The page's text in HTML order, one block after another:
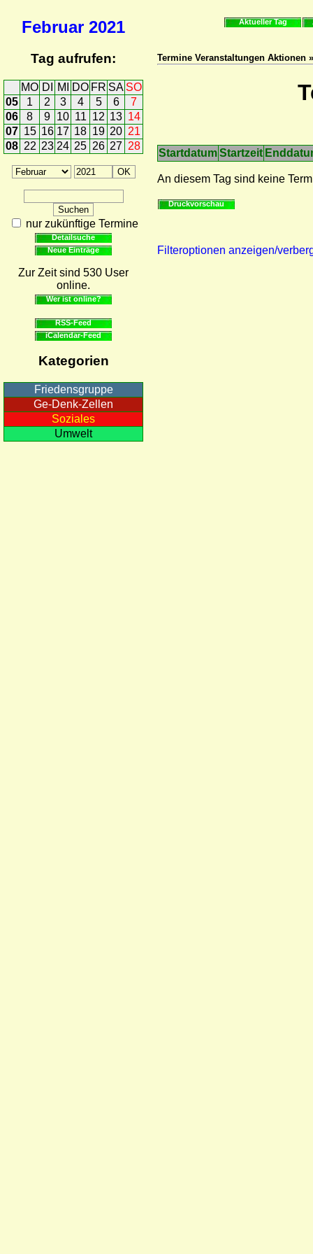
Februar 2021
Tag aufrufen:
MO DI MI DO FR SA SO
05
1 2 3 4 5 6
7
06
8 9 10 11 12 13 14
07 15 16 17 18 19 20 21
08 22 23 24 25 26 27 28
nur zukünftige Termine
Detailsuche
Neue Einträge
Zur Zeit sind 530 User
online.
Wer ist online?
RSS-Feed
iCalendar-Feed
Kategorien
Friedensgruppe
Ge-Denk-Zellen
Soziales
Umwelt
Aktueller Tag
Termine Veranstaltungen Aktionen
StartdatumStartzeit
An diesem Tag sind keine
Druckvorschau
Filteroptionen anzeigen/